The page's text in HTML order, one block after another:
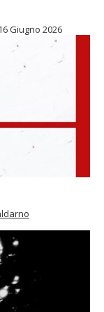
Giugno 2026